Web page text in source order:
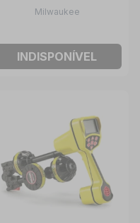
Bivolt e Maleta 2311-159
Milwaukee
INDISPONÍVEL